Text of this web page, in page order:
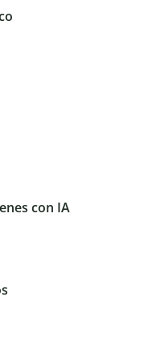
con IA